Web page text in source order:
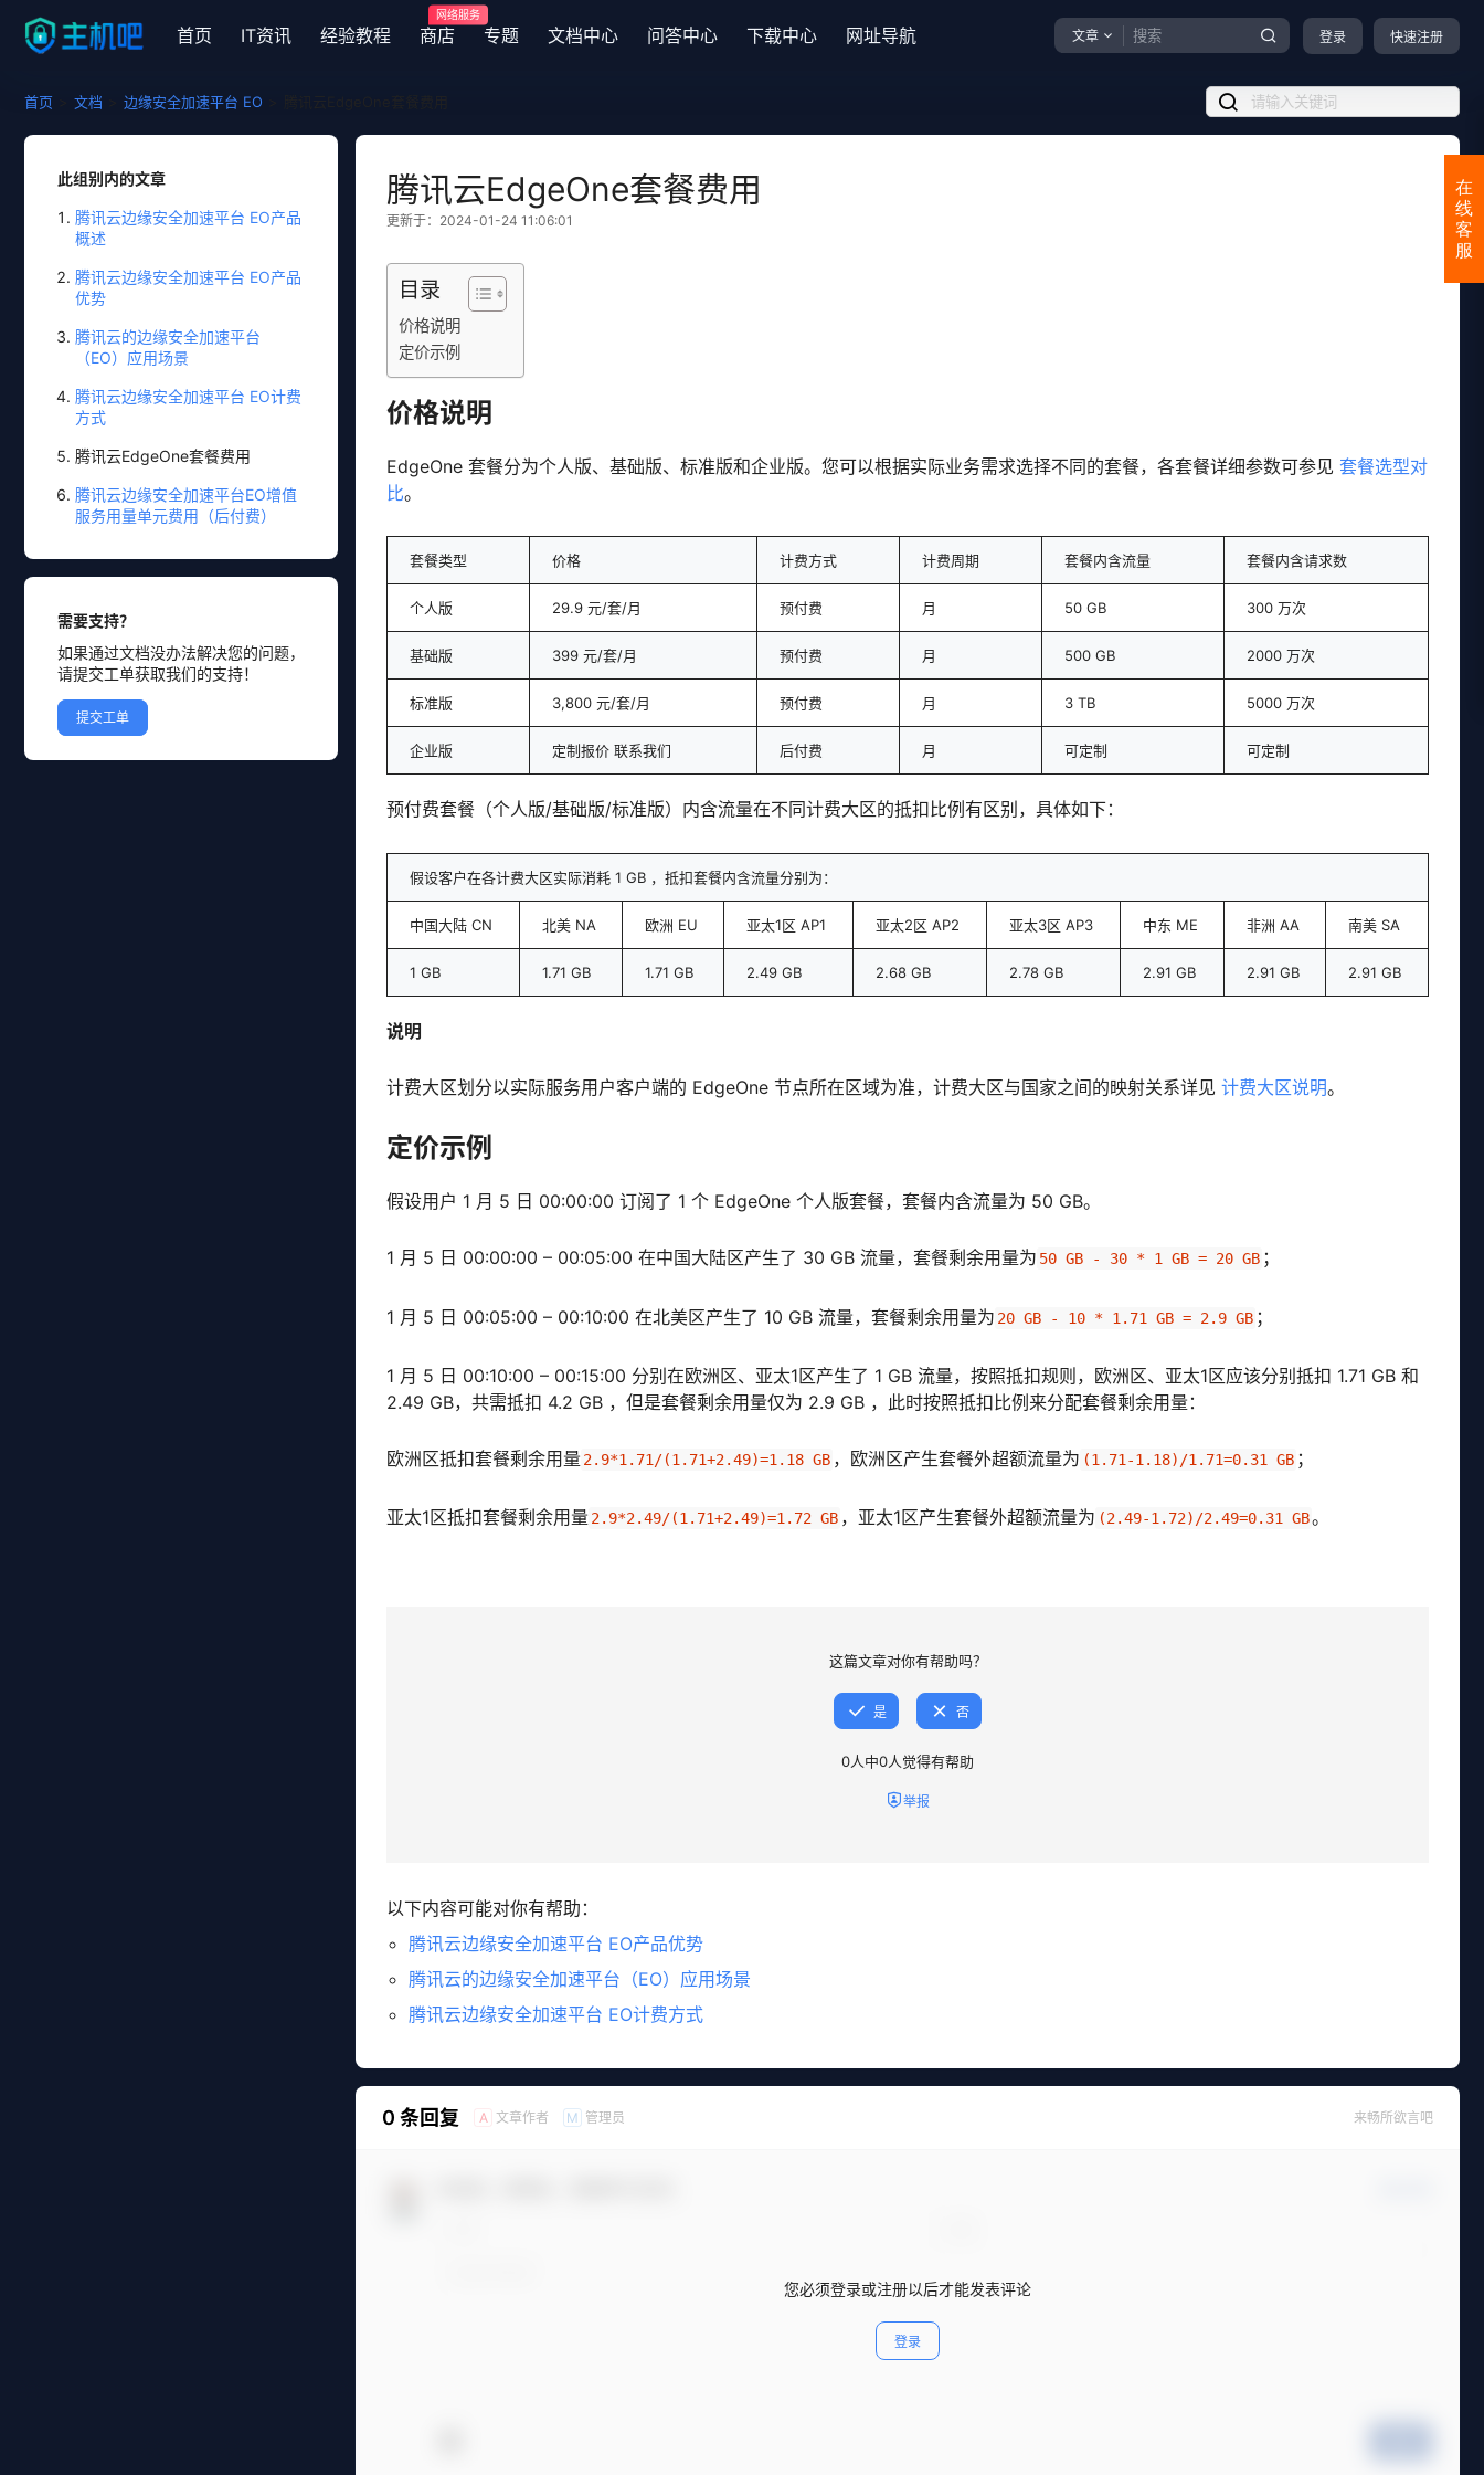
首页 IT资讯 经验教程 商店
网络服务
专题 文档中心 问答中心 下载中心 网址导航 文章 登录 快速注册
首页 文档 边缘安全加速平台 EO
此组别内的文章
腾讯云边缘安全加速平台 EO产品
概述
腾讯云边缘安全加速平台 EO产品
优势
腾讯云的边缘安全加速平台
（EO）应用场景
腾讯云边缘安全加速平台 EO计费
方式
腾讯云EdgeOne套餐费用
腾讯云边缘安全加速平台EO增值
服务用量单元费用（后付费）
需要支持？
如果通过文档没办法解决您的问题，
请提交工单获取我们的支持！
提交工单
腾讯云EdgeOne套餐费用
更新于：2024-01-24 11:06:01
目录
价格说明
定价示例
价格说明
EdgeOne 套餐分为个人版、基础版、标准版和企业版。您可以根据实际业务需求选择不同的套餐，各套餐详细参数可参见 套餐选型对
比。
套餐类型 价格 计费方式 计费周期 套餐内含流量 套餐内含请求数
个人版 29.9 元/套/月 预付费 月 50 GB 300 万次
基础版 399 元/套/月 预付费 月 500 GB 2000 万次
标准版 3,800 元/套/月 预付费 月 3 TB 5000 万次
企业版 定制报价 联系我们 后付费 月 可定制 可定制
预付费套餐（个人版/基础版/标准版）内含流量在不同计费大区的抵扣比例有区别，具体如下：
假设客户在各计费大区实际消耗 1 GB ，抵扣套餐内含流量分别为：
中国大陆 CN 北美 NA 欧洲 EU 亚太1区 AP1 亚太2区 AP2 亚太3区 AP3 中东 ME 非洲 AA 南美 SA
1 GB 1.71 GB 1.71 GB 2.49 GB 2.68 GB 2.78 GB 2.91 GB 2.91 GB 2.91 GB
说明
计费大区划分以实际服务用户客户端的 EdgeOne 节点所在区域为准，计费大区与国家之间的映射关系详见 计费大区说明。
定价示例
假设用户 1 月 5 日 00:00:00 订阅了 1 个 EdgeOne 个人版套餐，套餐内含流量为 50 GB。
1 月 5 日 00:00:00 – 00:05:00 在中国大陆区产生了 30 GB 流量，套餐剩余用量为 50 GB - 30 * 1 GB = 20 GB ；
1 月 5 日 00:05:00 – 00:10:00 在北美区产生了 10 GB 流量，套餐剩余用量为 20 GB - 10 * 1.71 GB = 2.9 GB ；
1 月 5 日 00:10:00 – 00:15:00 分别在欧洲区、亚太1区产生了 1 GB 流量，按照抵扣规则，欧洲区、亚太1区应该分别抵扣 1.71 GB 和
2.49 GB，共需抵扣 4.2 GB ，但是套餐剩余用量仅为 2.9 GB ，此时按照抵扣比例来分配套餐剩余用量：
欧洲区抵扣套餐剩余用量 2.9*1.71/(1.71+2.49)=1.18 GB ，欧洲区产生套餐外超额流量为 (1.71-1.18)/1.71=0.31 GB ；
亚太1区抵扣套餐剩余用量 2.9*2.49/(1.71+2.49)=1.72 GB ，亚太1区产生套餐外超额流量为 (2.49-1.72)/2.49=0.31 GB。
这篇文章对你有帮助吗？
是 否
0人中0人觉得有帮助
举报
以下内容可能对你有帮助：
腾讯云边缘安全加速平台 EO产品优势
腾讯云的边缘安全加速平台（EO）应用场景
腾讯云边缘安全加速平台 EO计费方式
0 条回复 A 文章作者 M 管理员 来畅所欲言吧
您必须登录或注册以后才能发表评论
登录
在
线
客
服